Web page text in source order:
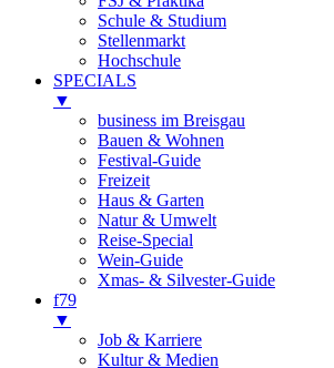
Schule & Studium
Stellenmarkt
Hochschule
SPECIALS
▼
business im Breisgau
Bauen & Wohnen
Festival-Guide
Freizeit
Haus & Garten
Natur & Umwelt
Reise-Special
Wein-Guide
Xmas- & Silvester-Guide
f79
▼
Job & Karriere
Kultur & Medien